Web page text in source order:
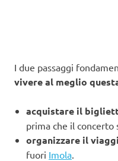
I due passaggi
vivere al meglio
acquistare il
prima che il concerto
organizzare il
fuori Imola